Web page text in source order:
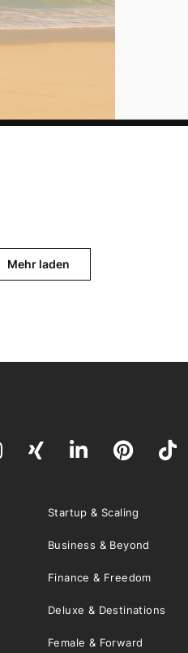
Mehr laden
Startup & Scaling
Business & Beyond
Finance & Freedom
Deluxe & Destinations
Female & Forward